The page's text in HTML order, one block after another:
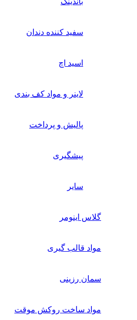
سفید کننده دندان
اسید اچ
لاینر و مواد کف بندی
پالیش و پرداخت
پیشگیری
سایر
گلاس اینومر
مواد قالب گیری
سمان رزینی
مواد ساخت روکش موقت